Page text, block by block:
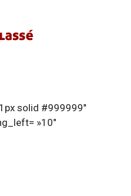
solid #999999″
»10″